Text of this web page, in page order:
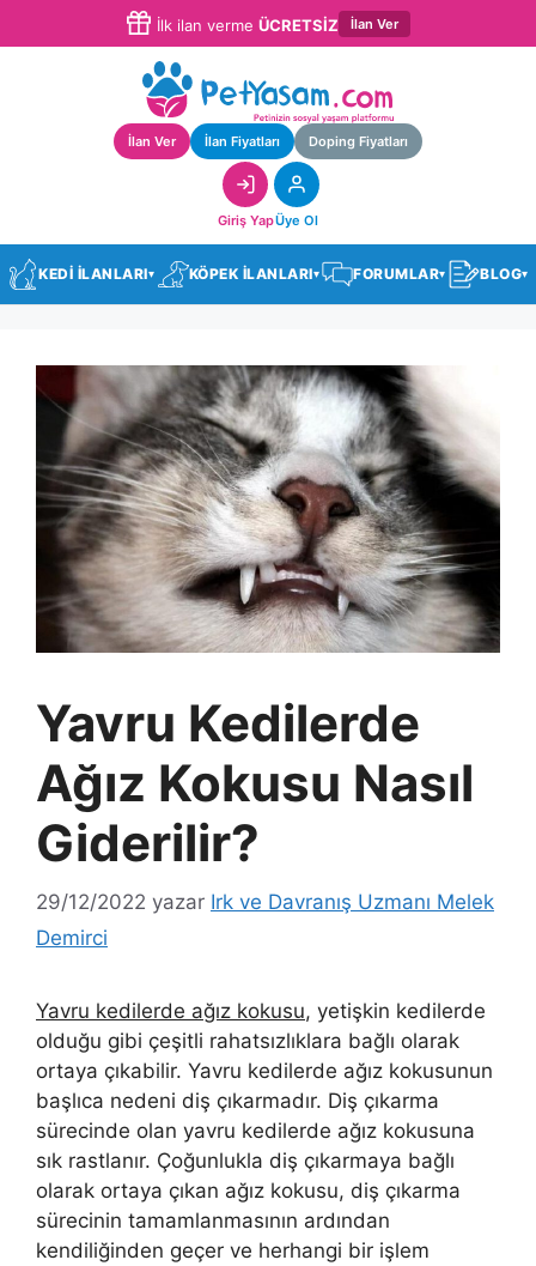
İlk ilan verme ÜCRETSİZ İlan Ver
İlan Ver İlan Fiyatları Doping Fiyatları
Giriş YapÜye Ol
KEDİ İLANLARI▾ KÖPEK İLANLARI▾ FORUMLAR▾ BLOG▾
Yavru Kedilerde
Ağız Kokusu Nasıl
Giderilir?
29/12/2022 yazar Irk ve Davranış Uzmanı Melek
Demirci
Yavru kedilerde ağız kokusu, yetişkin kedilerde
olduğu gibi çeşitli rahatsızlıklara bağlı olarak
ortaya çıkabilir. Yavru kedilerde ağız kokusunun
başlıca nedeni diş çıkarmadır. Diş çıkarma
sürecinde olan yavru kedilerde ağız kokusuna
sık rastlanır. Çoğunlukla diş çıkarmaya bağlı
olarak ortaya çıkan ağız kokusu, diş çıkarma
sürecinin tamamlanmasının ardından
kendiliğinden geçer ve herhangi bir işlem